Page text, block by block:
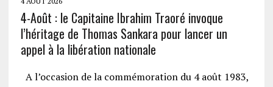
4-Août : le Capitaine Ibrahim Traoré invoque
l’héritage de Thomas Sankara pour lancer un
appel à la libération nationale
A l’occasion de la commémoration du 4 août 1983,